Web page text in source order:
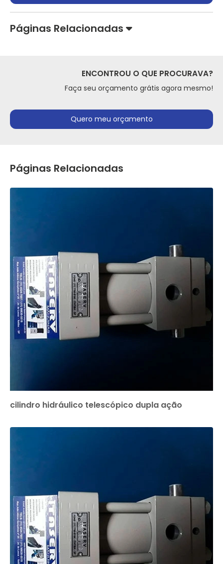
Páginas Relacionadas
ENCONTROU O QUE PROCURAVA?
Faça seu orçamento grátis agora mesmo!
Quero meu orçamento
Páginas Relacionadas
cilindro hidráulico telescópico dupla ação